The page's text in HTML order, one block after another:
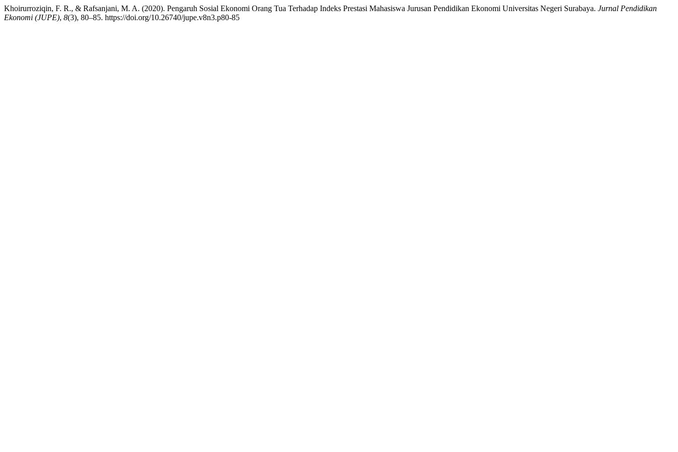
Khoirurroziqin, F. R., & Rafsanjani, M. A. (2020). Pengaruh Sosial Ekonomi Orang Tua Terhadap Indeks Prestasi Mahasiswa Jurusan Pendidikan Ekonomi Universitas Negeri Surabaya. Jurnal Pendidikan
Ekonomi (JUPE), 8(3), 80–85. https://doi.org/10.26740/jupe.v8n3.p80-85